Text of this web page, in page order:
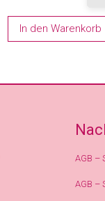
In den Warenkorb
AGB –
AGB –